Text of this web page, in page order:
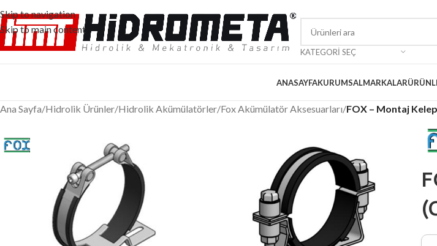
Skip to navigation
Skip to main content
KATEGORI SEÇ
ANASAYFAKURUMSALMARKALAR
Ana Sayfa/Hidrolik Ürünler/Hidrolik Akümülatörler/Fox Akümülatör Aksesuarları/FOX – Montaj